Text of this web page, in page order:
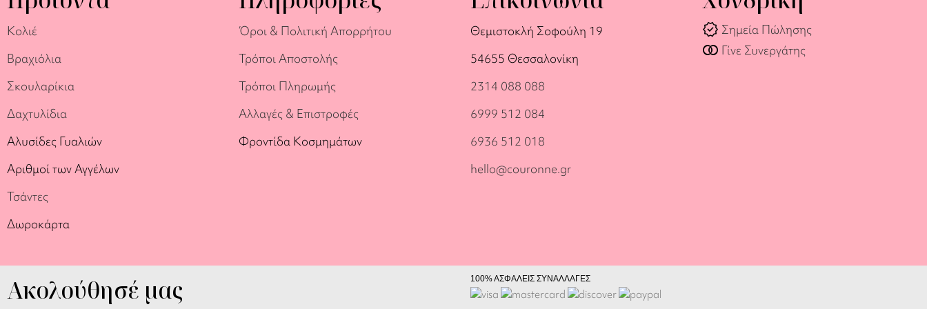
Κολιέ
Βραχιόλια
Σκουλαρίκια
Δαχτυλίδια
Αλυσίδες Γυαλιών
Αριθμοί των Αγγέλων
Τσάντες
Δωροκάρτα
Όροι & Πολιτική Απορρήτου
Τρόποι Αποστολής
Τρόποι Πληρωμής
Αλλαγές & Επιστροφές
Φροντίδα Κοσμημάτων
Θεμιστοκλή Σοφούλη 19
54655 Θεσσαλονίκη
2314 088 088
6999 512 084
6936 512 018
hello@couronne.gr
verified Σημεία Πώλησης
join_full Γίνε Συνεργάτης
Ακολούθησέ μας 100% ΑΣΦΑΛΕΙΣ ΣΥΝΑΛΛΑΓΕΣ